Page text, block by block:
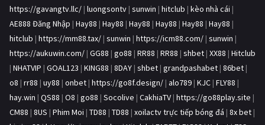
https://gavangtv.llc/ | luongsontv | sunwin | hitclub | kèo nhà cái |
AE888 Đăng Nhập | Hay88 | Hay88 | Hay88 | Hay88 | Hay88 | Hay88 |
hitclub | https://mm88.tax/ | sunwin | https://icm88.com/ | sunwin |
https://aukuwin.com/ | GG88 | go88 | RR88 | RR88 | shbet | XX88 | Hitclub
| NHATVIP | GOAL123 | KING88 | 8DAY | shbet | grandpashabet | 86bet |
o8 | rr88 | uy88 | onbet | https://go8f.design/ | alo789 | KJC | FLY88 |
hay.win | QS88 | O8 | go88 | Socolive | CakhiaTV | https://go88play.site |
CM88 | 8US | Phim Moi | TD88 | TD88 | xoilactv trực tiếp bóng đá | 8x bet |